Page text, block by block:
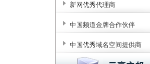
新网优秀代理商
中国频道金牌合作伙伴
中国优秀域名空间提供商